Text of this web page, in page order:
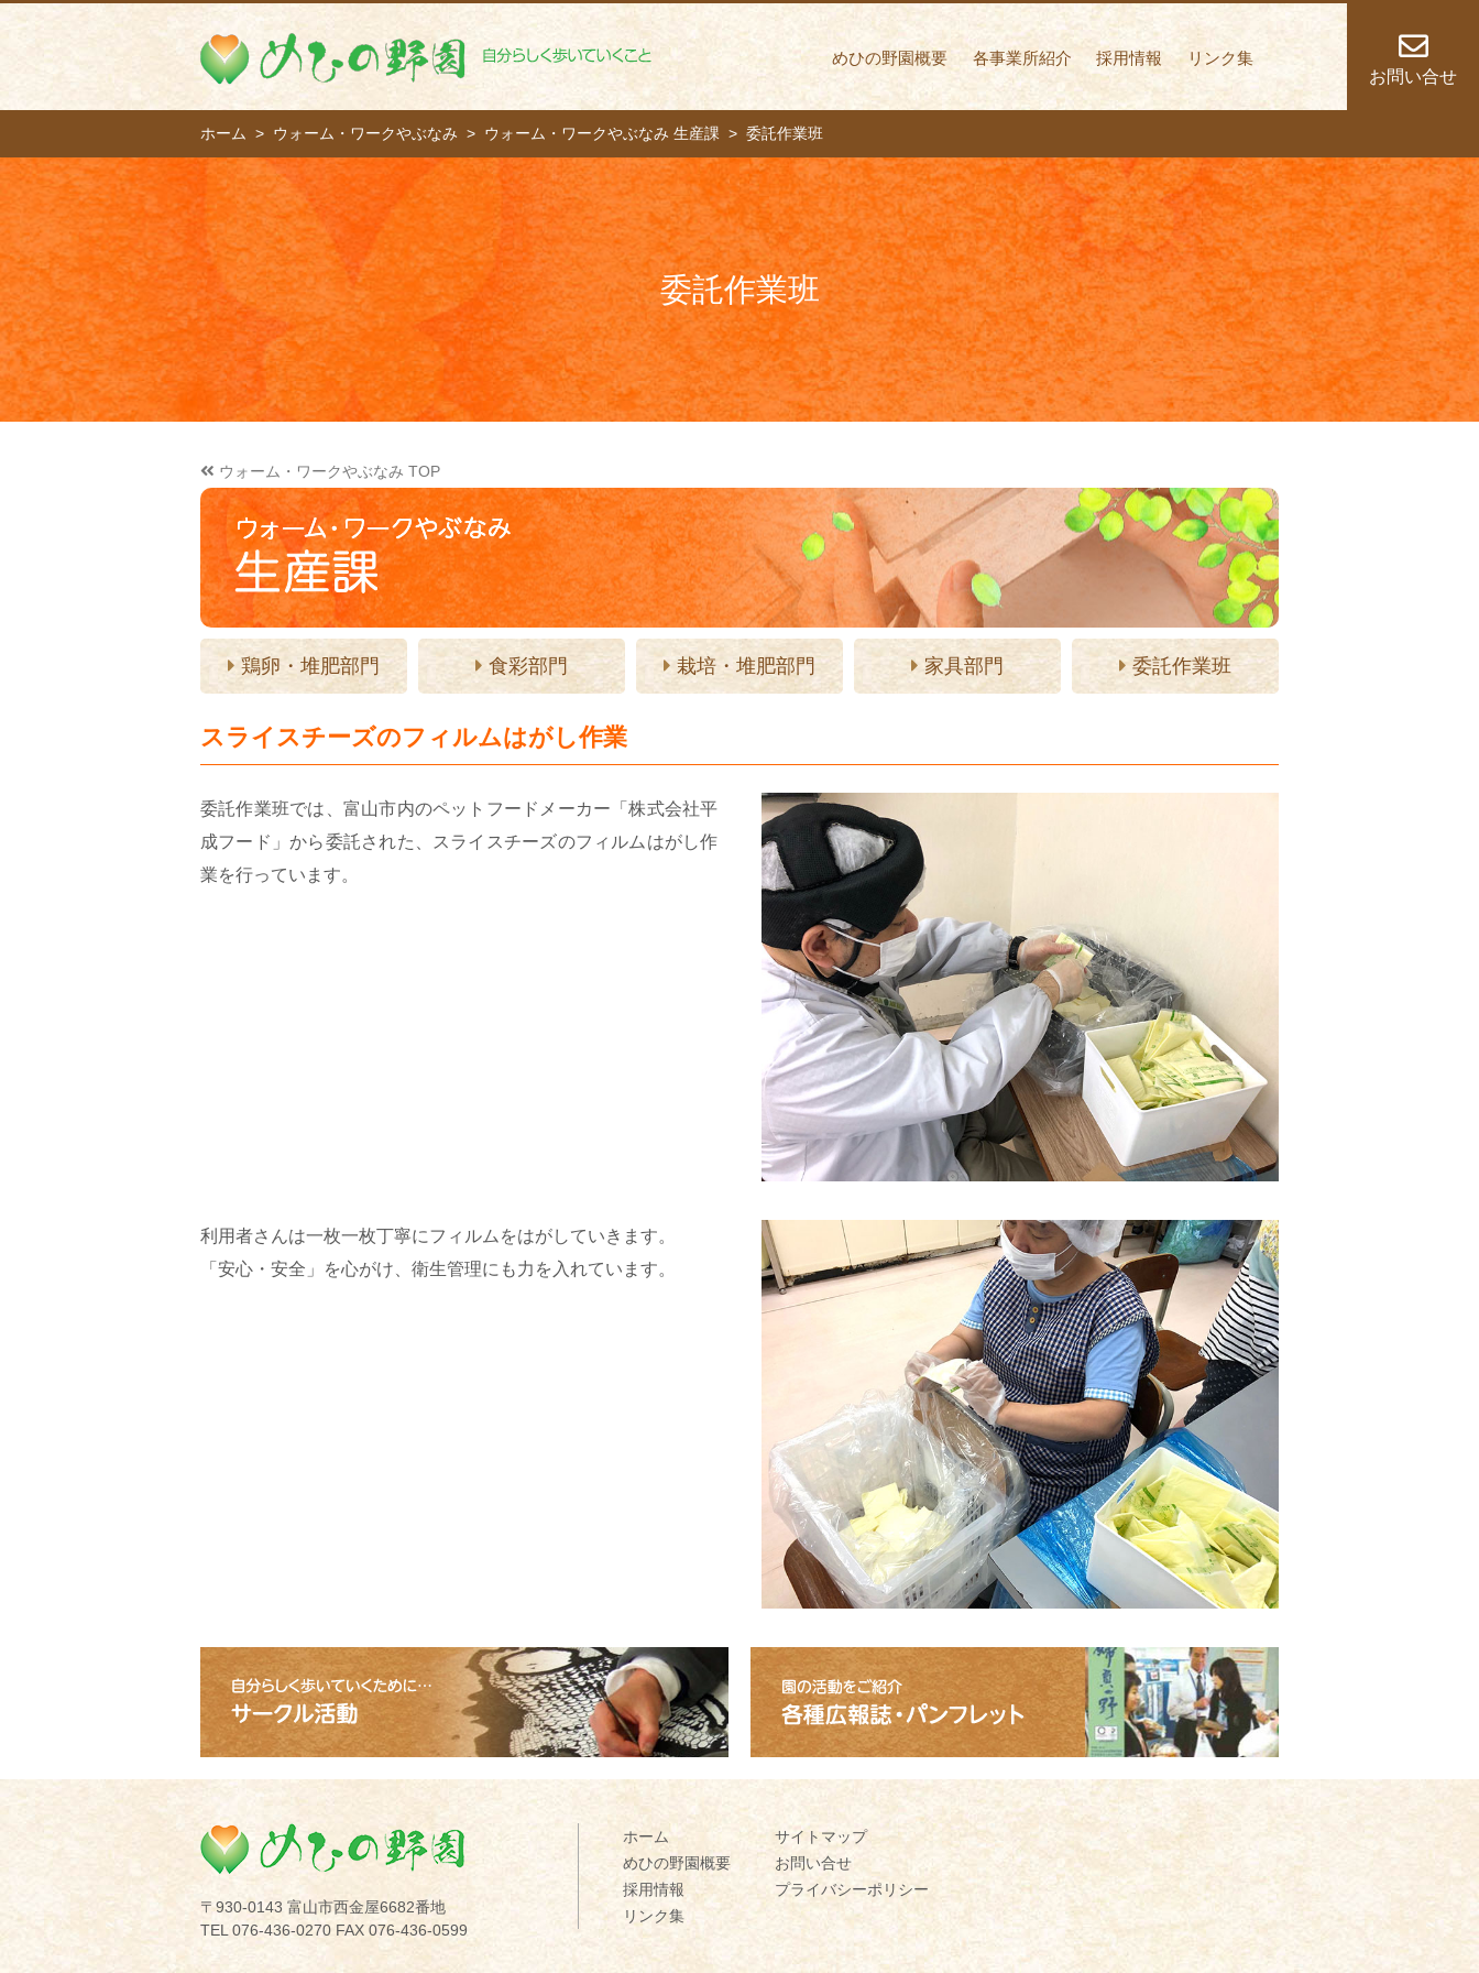
めひの野園 自分らしく歩いていくこと
めひの野園概要 各事業所紹介 採用情報
リンク集
お問い合せ
ホーム ウォーム・ワークやぶなみ ウォーム・ワークやぶなみ 生産課 委託作業班
委託作業班
ウォーム・ワークやぶなみ TOP
鶏卵・堆肥部門 食彩部門 栽培・堆肥部門 家具部門 委託作業班
スライスチーズのフィルムはがし作業
委託作業班では、富山市内のペットフードメーカー「株式会社平
成フード」から委託された、スライスチーズのフィルムはがし作
業を行っています。
利用者さんは一枚一枚丁寧にフィルムをはがしていきます。
「安心・安全」を心がけ、衛生管理にも力を入れています。
めひの野園
〒930-0143 富山市西金屋6682番地
TEL 076-436-0270 FAX 076-436-0599
ホーム
めひの野園概要
採用情報
リンク集
サイトマップ
お問い合せ
プライバシーポリシー